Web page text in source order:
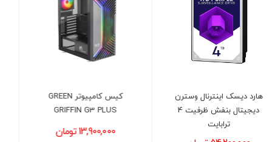
GRIFFIN G3 PLUS
خنک کننده مایع پردازنده